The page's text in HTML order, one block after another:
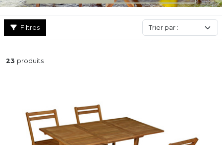
Filtres
23 produits